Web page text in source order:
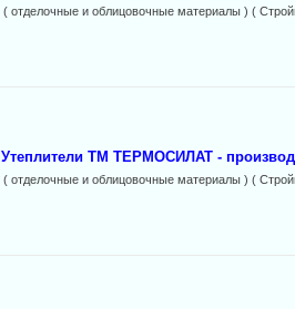
( отделочные и облицовочные материалы ) (
Утеплители ТМ ТЕРМОСИЛАТ -
( отделочные и облицовочные материалы ) (